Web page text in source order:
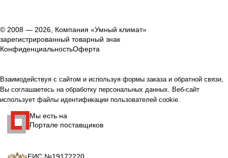
© 2008 — 2026, Компания «Умный климат»
зарегистрированный товарный знак
КонфиденциальностьОферта
Взаимодействуя с сайтом и используя формы заказа и обратной связи,
Вы соглашаетесь на обработку персональных данных. Веб-сайт
использует файлы идентификации пользователей cookie.
Мы есть на
Портале поставщиков